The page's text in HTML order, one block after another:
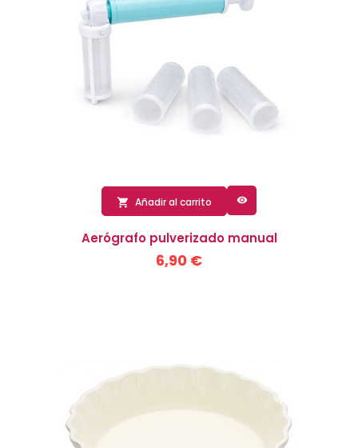
 Añadir al carrito 
Aerógrafo pulverizado manual
6,90 €